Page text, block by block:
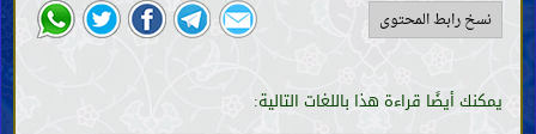
نسخ رابط المحتوى
يمكنك أيضًا قراءة هذا باللغات التالية: